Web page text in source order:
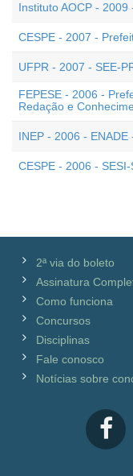
Instituto AOCP -
CESPE - 2007 -
UFPR - 2007 - SEE-
FEPESE - 2006 -
Redação e
INEP - 2006 -
CESPE - 2006 -
2ª via do boleto
Assinatura
Como funciona
Concursos
Disciplinas
Fale conosco
Notícias sobre